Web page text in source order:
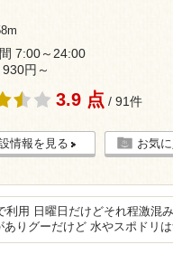
7:00～24:00
円～
3.9 点 / 91件
情報を見る お気
利用 日曜日だけどそれ程激混
ありグーだけど 水やスポドリ